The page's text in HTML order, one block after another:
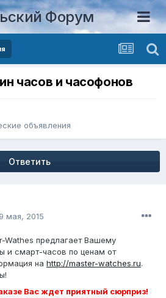
Форум
часов и часофонов
объявления
Ответить
мая, 2015
Wathes предлагает Вашему
и смарт-часов по ценам от
на http://master-watches.ru.
Вас ждет приятный сюрприз!